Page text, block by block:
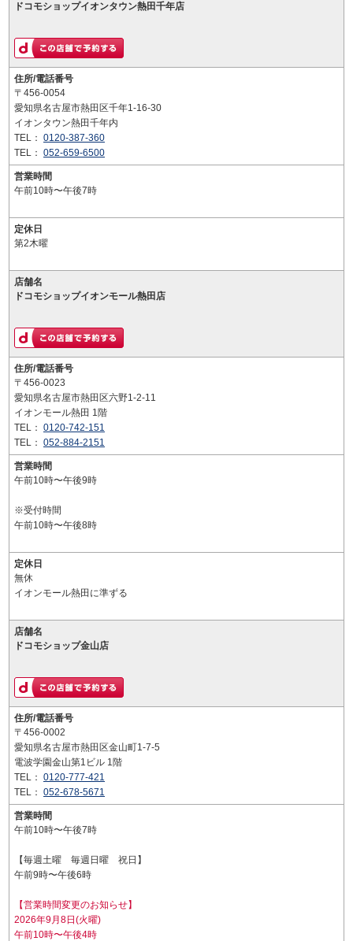
ドコモショップイオンタウン熱田千年店
住所/電話番号
〒456-0054
愛知県名古屋市熱田区千年1-16-30
イオンタウン熱田千年内
TEL： 0120-387-360
TEL： 052-659-6500
営業時間
午前10時〜午後7時
定休日
第2木曜
店舗名
ドコモショップイオンモール熱田店
住所/電話番号
〒456-0023
愛知県名古屋市熱田区六野1-2-11
イオンモール熱田 1階
TEL： 0120-742-151
TEL： 052-884-2151
営業時間
午前10時〜午後9時
※受付時間
午前10時〜午後8時
定休日
無休
イオンモール熱田に準ずる
店舗名
ドコモショップ金山店
住所/電話番号
〒456-0002
愛知県名古屋市熱田区金山町1-7-5
電波学園金山第1ビル 1階
TEL： 0120-777-421
TEL： 052-678-5671
営業時間
午前10時〜午後7時
【毎週土曜 毎週日曜 祝日】
午前9時〜午後6時
【営業時間変更のお知らせ】
2026年9月8日(火曜)
午前10時〜午後4時